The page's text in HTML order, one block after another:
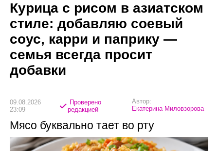
Курица с рисом в азиатском
стиле: добавляю соевый
соус, карри и паприку —
семья всегда просит
добавки
09.08.2026
23:09
Проверено
редакцией
Автор:
Екатерина Миловзорова
Мясо буквально тает во рту